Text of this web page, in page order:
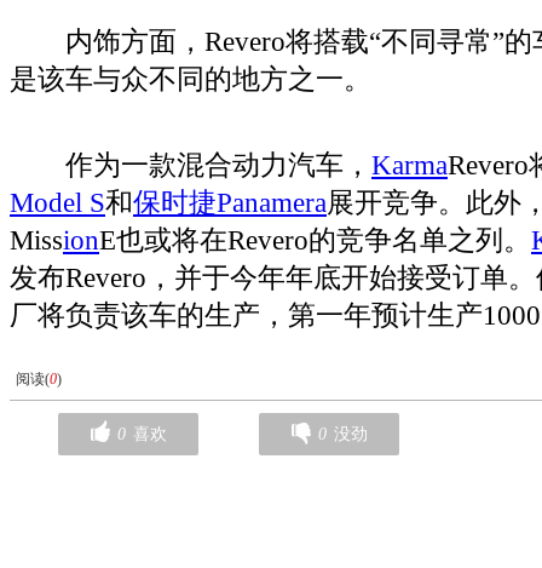
内饰方面，Revero将搭载“不同寻常”的
是该车与众不同的地方之一。
作为一款混合动力汽车， Karma
Model S和保时捷Panamera展开竞争。此外
MissionE也或将在Revero的竞争名单之列。
发布Revero，并于今年年底开始接受订单
厂将负责该车的生产，第一年预计生产
阅读(0)
0 喜欢 0 没劲